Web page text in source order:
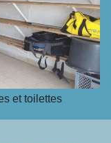
et toilettes